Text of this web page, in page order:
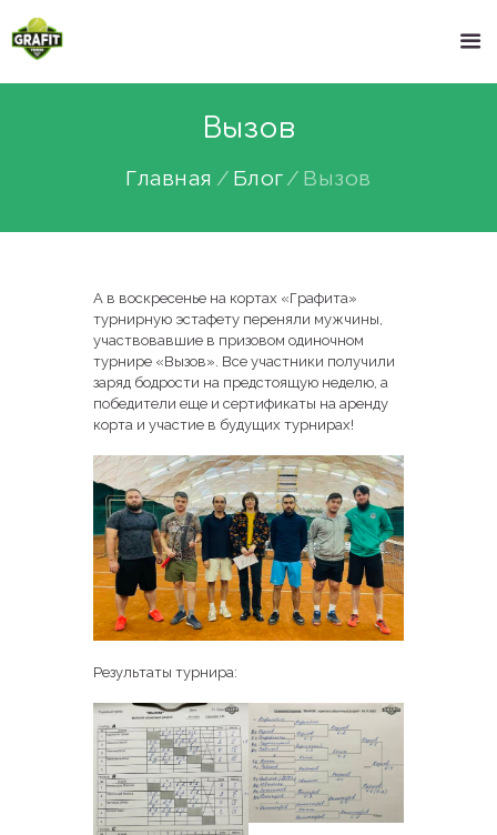
Вызов
Главная Блог Вызов
А в воскресенье на кортах «Графита»
турнирную эстафету переняли мужчины,
участвовавшие в призовом одиночном
турнире «Вызов». Все участники получили
заряд бодрости на предстоящую неделю, а
победители еще и сертификаты на аренду
корта и участие в будущих турнирах!
Результаты турнира: